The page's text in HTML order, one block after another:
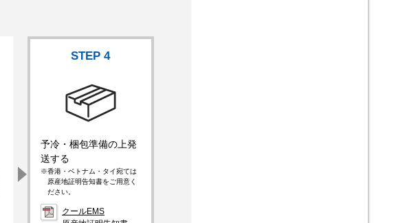
STEP4
予冷・梱包準備の上発
送する
香港・ベトナム・タイ宛ては
原産地証明告知書をご用意く
ださい。
クールEMS